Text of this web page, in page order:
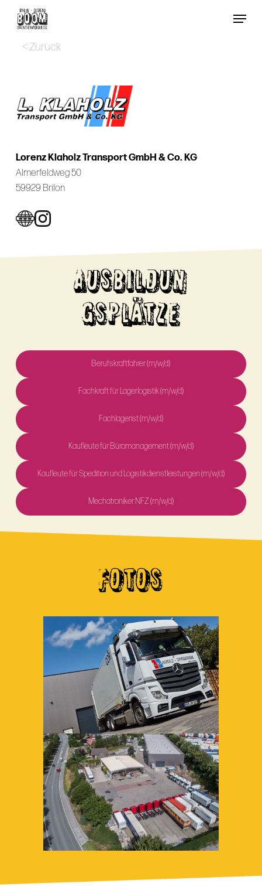
Menu
< Zurück
Lorenz Klaholz Transport GmbH & Co. KG
Almerfeldweg 50
59929 Brilon
AUSBILDUN
GSPLÄTZE
Berufskraftfahrer (m/w/d)
Fachkraft für Lagerlogistik (m/w/d)
Fachlagerist (m/w/d)
Kaufleute für Büromanagement (m/w/d)
Kaufleute für Spedition und Logistikdienstleistungen (m/w/d)
Mechatroniker NFZ (m/w/d)
FOTOS